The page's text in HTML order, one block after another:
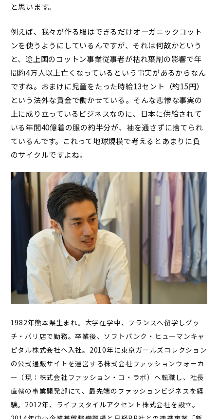
と思います。
例えば、我々が作る服はできるだけオーガニックコット
ンを使うようにしているんですが、それは何故かという
と、途上国のコットン事業従事者が枯れ葉剤の影響で年
間約4万人以上亡くなっているという事実があるからなん
ですね。おまけに児童をたった時給13セント（約15円）
という法外な賃金で働かせている。そんな悲惨な事実の
上に成り立っているビジネスなのに、日本に供給されて
いる年間40億着の服の約半分が、袖を通さずに捨てられ
ているんです。これって地球規模で考えるとあまりに負
のサイクルですよね。
1982年熊本県生まれ。大学在学中、フランスへ留学しグッ
チ・パリ店で勤務。卒業後、ソフトバンク・ヒューマンキャ
ピタル株式会社へ入社。2010年に東京ガールズコレクション
の公式通販サイトを運営する株式会社ファッションウォーカ
ー（現：株式会社ファッション・コ・ラボ）へ転職し、社長
直轄の事業開発部にて、最先端のファッションビジネスを経
験。2012年、ライフスタイルアクセント株式会社を設立。